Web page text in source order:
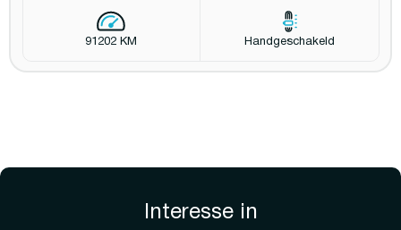
91202 KM Handgeschakeld
Interesse in